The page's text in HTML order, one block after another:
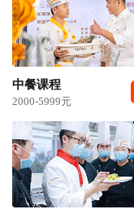
中餐课程
2000-5999元